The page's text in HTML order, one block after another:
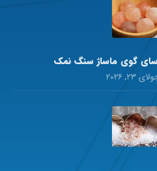
گوی ماساژ سنگ نمک
۲۳, ۲۰۲۶